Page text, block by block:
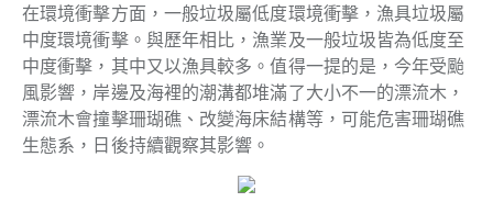
在環境衝擊方面，一般垃圾屬低度環境衝擊，漁具垃圾屬
中度環境衝擊。與歷年相比，漁業及一般垃圾皆為低度至
中度衝擊，其中又以漁具較多。值得一提的是，今年受颱
風影響，岸邊及海裡的潮溝都堆滿了大小不一的漂流木，
漂流木會撞擊珊瑚礁、改變海床結構等，可能危害珊瑚礁
生態系，日後持續觀察其影響。